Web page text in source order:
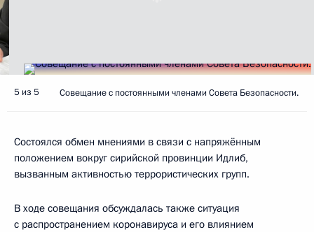
5 из 5 Совещание с постоянными членами Совета Безопасности.
Состоялся обмен мнениями в связи с напряжённым
положением вокруг сирийской провинции Идлиб,
вызванным активностью террористических групп.
В ходе совещания обсуждалась также ситуация
с распространением коронавируса и его влиянием